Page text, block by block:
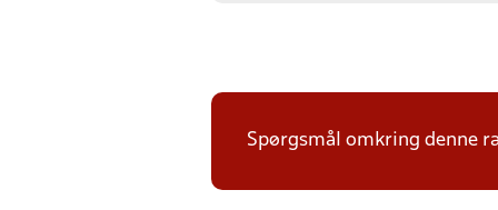
Spørgsmål omkring denne